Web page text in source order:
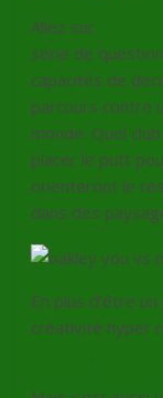
Allez sur
série de
capacités de
parcours contre
monde. Quel
placer le putt
orienteront le
dans des
En plus d’être
créativité hyper
.